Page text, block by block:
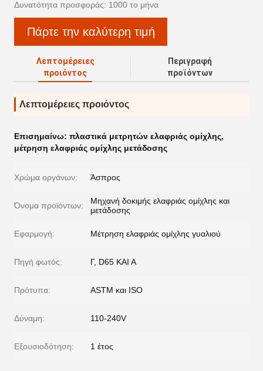
Δυνατότητα προσφοράς: 1000 το μήνα
Πάρτε την καλύτερη τιμή
Λεπτομέρειες
προιόντος
Περιγραφή
προϊόντων
Λεπτομέρειες προιόντος
Επισημαίνω: πλαστικά μετρητών ελαφριάς ομίχλης,
μέτρηση ελαφριάς ομίχλης μετάδοσης
Χρώμα οργάνων: Άσπρος
Όνομα προϊόντων:
Μηχανή δοκιμής ελαφριάς ομίχλης και
μετάδοσης
Εφαρμογή: Μέτρηση ελαφριάς ομίχλης γυαλιού
Πηγή φωτός: Γ, D65 ΚΑΙ Α
Πρότυπα: ASTM και ISO
Δύναμη: 110-240V
Εξουσιοδότηση: 1 έτος